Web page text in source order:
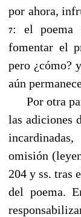
por ahora,
7: el poema
fomentar el
pero ¿cómo?
aún
Por otra
las adiciones
omisión
204 y ss. tras
del poema.